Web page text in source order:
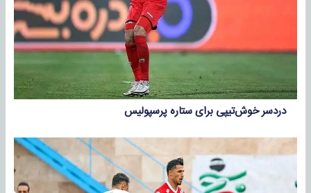
دردسر خوش‌تیپی برای ستاره پرسپولیس